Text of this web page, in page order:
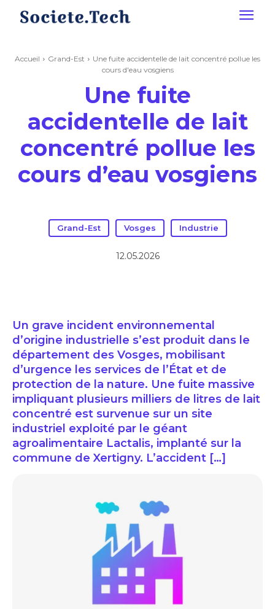
Accueil Grand-Est
Une fuite accidentelle de lait concentré pollue les
cours d'eau vosgiens
Une fuite
accidentelle de lait
concentré pollue les
cours d’eau vosgiens
Grand-Est Vosges Industrie
12.05.2026
Un grave incident environnemental
d’origine industrielle s’est produit dans le
département des Vosges, mobilisant
d’urgence les services de l’État et de
protection de la nature. Une fuite massive
impliquant plusieurs milliers de litres de lait
concentré est survenue sur un site
industriel exploité par le géant
agroalimentaire Lactalis, implanté sur la
commune de Xertigny. L’accident […]